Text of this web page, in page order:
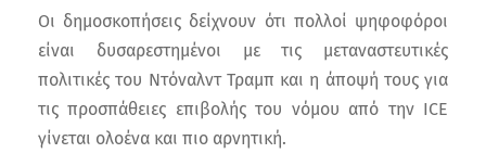
Οι δημοσκοπήσεις δείχνουν ότι πολλοί ψηφοφόροι
είναι δυσαρεστημένοι με τις μεταναστευτικές
πολιτικές του Ντόναλντ Τραμπ και η άποψή τους για
τις προσπάθειες επιβολής του νόμου από την ICE
γίνεται ολοένα και πιο αρνητική.